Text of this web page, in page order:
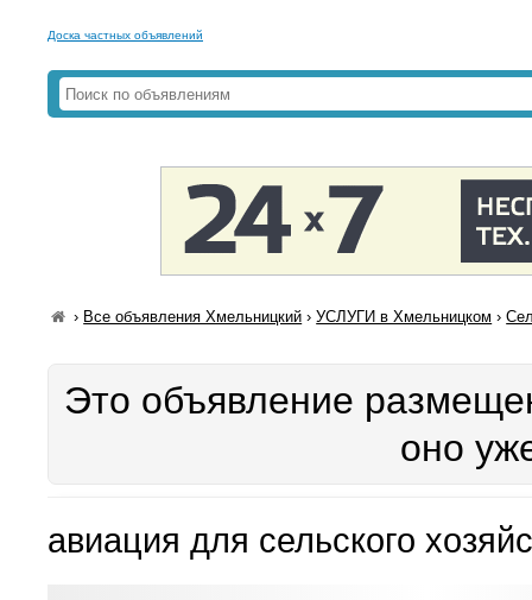
Доска частных объявлений
› Все объявления Хмельницкий ›УСЛУГИ в Хмельницком ›
Это объявление
оно
авиация для сельского